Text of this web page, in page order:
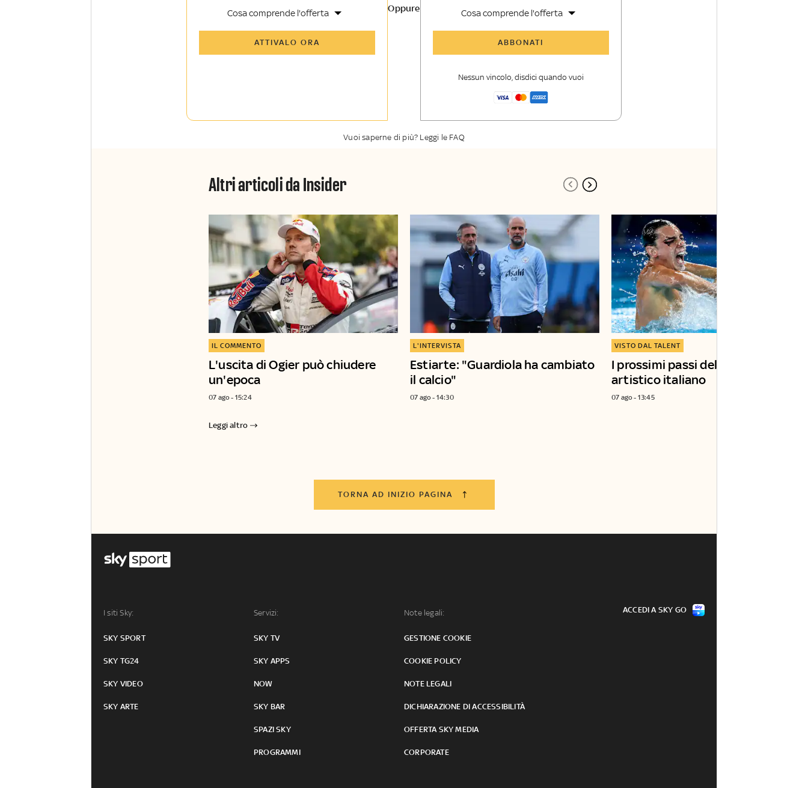
Cosa comprende l'offerta
Sky TG24 Insider
ATTIVALO ORA
Oppure Cosa comprende l'offerta
Sport
La newsletter esclusiva di Sky Sport
ABBONATI
Nessun vincolo, disdici quando vuoi
Vuoi saperne di più? Leggi le FAQ
Altri articoli da Insider
L'uscita di Ogier può chiudere
un'epoca
IL COMMENTO
07 ago - 15:24
Estiarte: "Guardiola ha cambiato
il calcio"
L'INTERVISTA
07 ago - 14:30
I prossimi passi del nuoto
artistico italiano
VISTO DAL TALENT
07 ago - 13:45
Leggi altro
TORNA AD INIZIO PAGINA
I siti Sky:
SKY SPORT
SKY TG24
SKY VIDEO
SKY ARTE
Servizi:
SKY TV
SKY APPS
NOW
SKY BAR
SPAZI SKY
PROGRAMMI
Note legali:
GESTIONE COOKIE
COOKIE POLICY
NOTE LEGALI
DICHIARAZIONE DI ACCESSIBILITÀ
OFFERTA SKY MEDIA
CORPORATE
ACCEDI A SKY GO